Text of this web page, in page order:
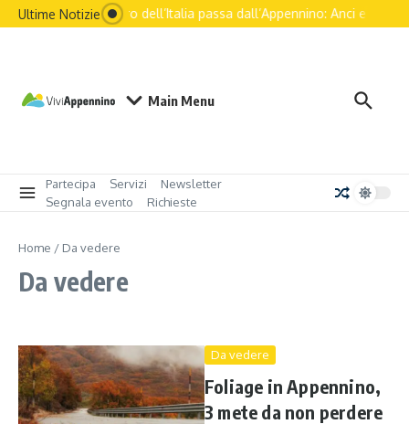
Salta al contenuto
Ultime NotizieIl futuro dell’Italia passa dall’Appennino: Anci e le
Main Menu
Partecipa Servizi
Newsletter
Segnala evento
Richieste
Home / Da vedere
Da vedere
Da vedere
Foliage in Appennino,
3 mete da non perdere